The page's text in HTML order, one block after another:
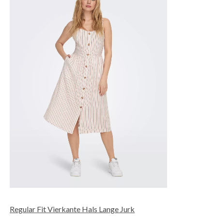
Regular Fit Vierkante Hals Lange Jurk